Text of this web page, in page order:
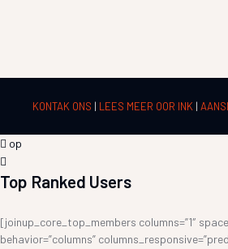
KONTAK ONS | LEES MEER OOR INK |
op
Top Ranked Users
[joinup_core_top_members columns=”1″
behavior=”columns”